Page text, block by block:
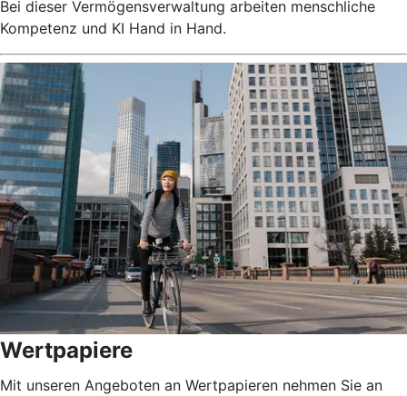
Bei dieser Vermögensverwaltung arbeiten menschliche
Kompetenz und KI Hand in Hand.
Wertpapiere
Mit unseren Angeboten an Wertpapieren nehmen Sie an